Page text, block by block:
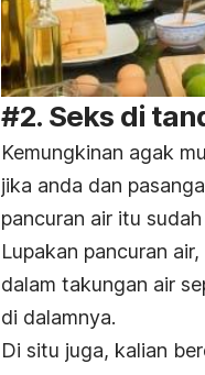
#2. Seks di
Kemungkinan agak
jika anda dan
pancuran air itu
Lupakan pancuran
dalam takungan air
di dalamnya.
Di situ juga, kalian